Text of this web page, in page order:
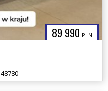
89 990 PLN
48780